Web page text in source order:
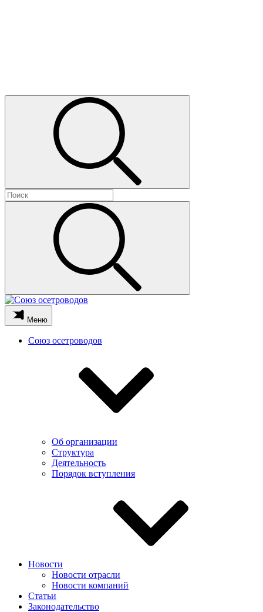
Меню
Союз осетроводов
Об организации
Структура
Деятельность
Порядок вступления
Новости
Новости отрасли
Новости компаний
Статьи
Законодательство